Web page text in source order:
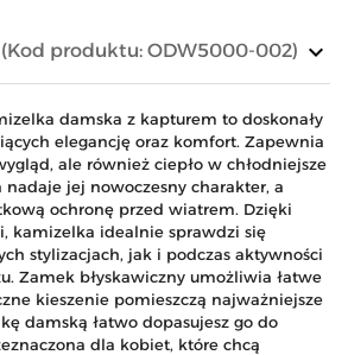
keyboard_arrow_down
(Kod produktu: ODW5000-002)
damska z kapturem to doskonały
elegancję oraz komfort. Zapewnia
ale również ciepło w chłodniejsze
jej nowoczesny charakter, a
ochronę przed wiatrem. Dzięki
kamizelka idealnie sprawdzi się
stylizacjach, jak i podczas aktywności
Zamek błyskawiczny umożliwia łatwe
kieszenie pomieszczą najważniejsze
damską łatwo dopasujesz go do
dla kobiet, które chcą